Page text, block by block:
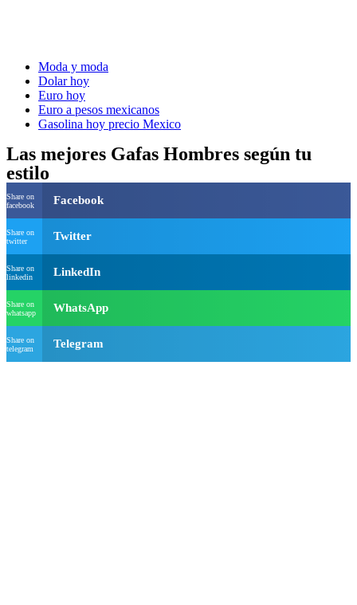
Moda y moda
Dolar hoy
Euro hoy
Euro a pesos mexicanos
Gasolina hoy precio Mexico
Las mejores Gafas Hombres según tu
estilo
Share on
facebook
Facebook
Share on
twitter
Twitter
Share on
linkedin
LinkedIn
Share on
whatsapp
WhatsApp
Share on
telegram
Telegram